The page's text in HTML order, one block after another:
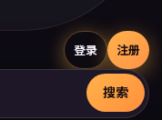
登录 注册
搜索